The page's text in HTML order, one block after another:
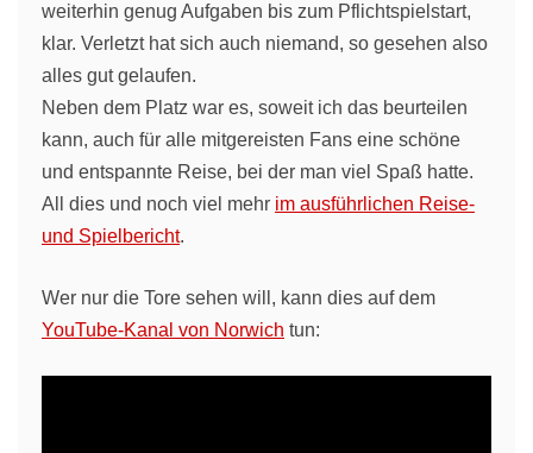
weiterhin genug Aufgaben bis zum Pflichtspielstart,
klar. Verletzt hat sich auch niemand, so gesehen also
alles gut gelaufen.
Neben dem Platz war es, soweit ich das beurteilen
kann, auch für alle mitgereisten Fans eine schöne
und entspannte Reise, bei der man viel Spaß hatte.
All dies und noch viel mehr im ausführlichen Reise-
und Spielbericht.
Wer nur die Tore sehen will, kann dies auf dem
YouTube-Kanal von Norwich tun: